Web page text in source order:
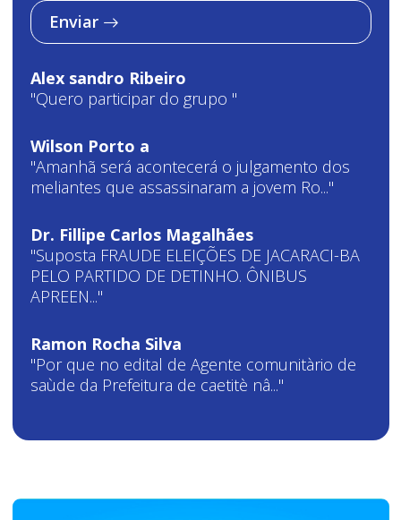
Enviar
Alex sandro Ribeiro
"Quero participar do grupo "
Wilson Porto a
"Amanhã será acontecerá o julgamento dos
meliantes que assassinaram a jovem Ro..."
Dr. Fillipe Carlos Magalhães
"Suposta FRAUDE ELEIÇÕES DE JACARACI-BA
PELO PARTIDO DE DETINHO. ÔNIBUS
APREEN..."
Ramon Rocha Silva
"Por que no edital de Agente comunitàrio de
saùde da Prefeitura de caetitè nâ..."